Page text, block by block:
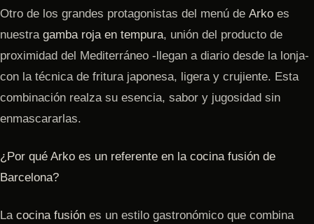
Otro de los grandes protagonistas del menú de Arko es
nuestra gamba roja en tempura, unión del producto de
proximidad del Mediterráneo -llegan a diario desde la lonja-
con la técnica de fritura japonesa, ligera y crujiente. Esta
combinación realza su esencia, sabor y jugosidad sin
enmascararlas.
¿Por qué Arko es un referente en la cocina fusión de
Barcelona?
La cocina fusión es un estilo gastronómico que combina